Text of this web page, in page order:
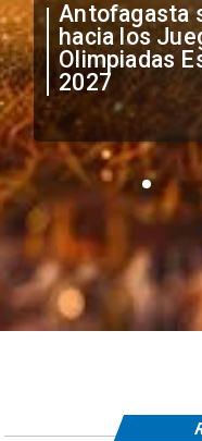
"Falta de
anuncia
irregular de
extranjeros